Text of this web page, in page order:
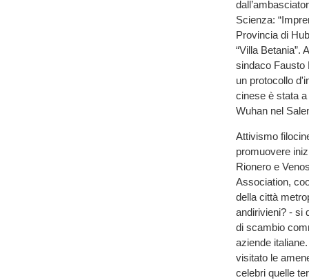
Scienza:
Provincia di
“Villa Betania”.
sindaco Fausto
un protocollo
cinese è stata
Wuhan nel
Attivismo
promuovere
Rionero e
Association,
della città
andirivieni? - si
di scambio
aziende
visitato le
celebri quelle